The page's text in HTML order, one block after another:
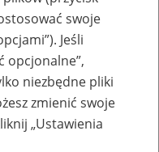
lub
pracy
swoje
Jeśli
opcjonalne”,
niezbędne pliki
zmienić swoje
„Ustawienia